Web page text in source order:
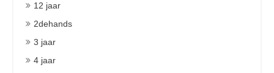
12 jaar
2dehands
3 jaar
4 jaar